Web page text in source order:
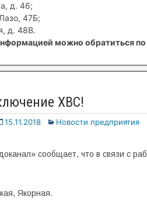
д. 46;
47Б;
д. 48В.
можно обратиться
ХВС!
15.11.2018 Новости предприятия
сообщает, что в связи с
Якорная.